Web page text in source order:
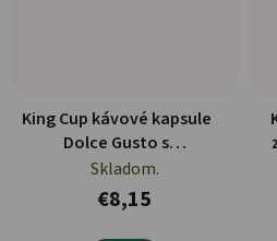
King Cup kávové kapsule
Dolce Gusto s
kombináciou cappuccina a
ginsenu 10ks
Skladom.
€8,15